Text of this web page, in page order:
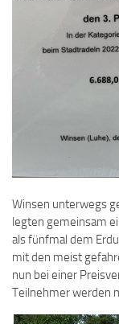
Winsen unterwegs
legten gemeinsam
als fünfmal dem
mit den meist
nun bei einer
Teilnehmer werden